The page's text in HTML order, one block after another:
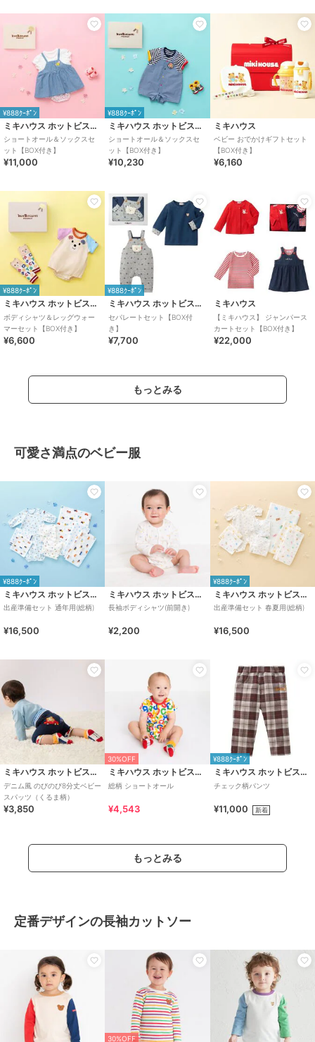
¥888ｸｰﾎﾟﾝ
ミキハウス ホットビスケッツ
ショートオール＆ソックスセ
ット【BOX付き】
¥11,000
¥888ｸｰﾎﾟﾝ
ミキハウス ホットビスケッツ
ショートオール＆ソックスセ
ット【BOX付き】
¥10,230
ミキハウス
ベビー おでかけギフトセット
【BOX付き】
¥6,160
¥888ｸｰﾎﾟﾝ
ミキハウス ホットビスケッツ
ボディシャツ＆レッグウォー
マーセット【BOX付き】
¥6,600
¥888ｸｰﾎﾟﾝ
ミキハウス ホットビスケッツ
セパレートセット【BOX付
き】
¥7,700
ミキハウス
【ミキハウス】 ジャンパース
カートセット【BOX付き】
¥22,000
もっとみる
可愛さ満点のベビー服
¥888ｸｰﾎﾟﾝ
ミキハウス ホットビスケッツ
出産準備セット 通年用(総柄)
¥16,500
ミキハウス ホットビスケッツ
長袖ボディシャツ(前開き)
¥2,200
¥888ｸｰﾎﾟﾝ
ミキハウス ホットビスケッツ
出産準備セット 春夏用(総柄)
¥16,500
ミキハウス ホットビスケッツ
デニム風 のびのび8分丈ベビー
スパッツ（くるま柄）
¥3,850
30%OFF
ミキハウス ホットビスケッツ
総柄 ショートオール
¥4,543
¥888ｸｰﾎﾟﾝ
ミキハウス ホットビスケッツ
チェック柄パンツ
¥11,000 新着
もっとみる
定番デザインの長袖カットソー
30%OFF